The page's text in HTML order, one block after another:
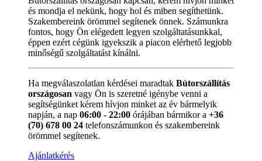
és mondja el nekünk, hogy hol és miben segíthetünk.
Szakembereink örömmel segítenek önnek. Számunkra
fontos, hogy Ön elégedett legyen szolgáltatásunkkal,
éppen ezért cégünk igyekszik a piacon elérhető legjobb
minőségű szolgáltatást kínálni.
Ha megválaszolatlan kérdései maradtak Bútorszállítás
országosan vagy Ön is szeretné igénybe venni a
segítségünket kérem hívjon minket az év bármelyik
napján, a nap 06:00 - 22:00 órájában bármikor a +36
(70) 678 00 24 telefonszámunkon és szakembereink
örömmel segítenek.
Ajánlatkérés